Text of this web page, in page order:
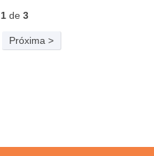
1de 3
Próxima >